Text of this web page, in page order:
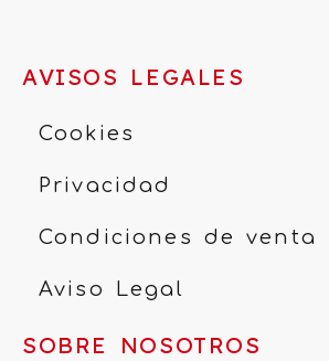
AVISOS LEGALES
Cookies
Privacidad
Condiciones de venta
Aviso Legal
SOBRE NOSOTROS